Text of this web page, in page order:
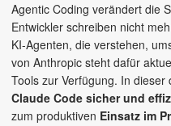
Agentic Coding verändert die
Entwickler schreiben nicht
KI-Agenten, die verstehen,
von Anthropic steht dafür
Tools zur Verfügung. In
Claude Code sicher und
zum produktiven Einsatz im